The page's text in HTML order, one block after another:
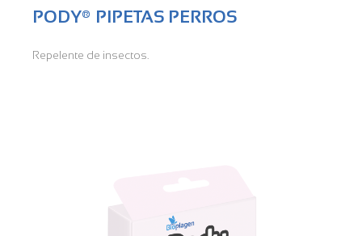
PODY® PIPETAS PERROS
Repelente de insectos.